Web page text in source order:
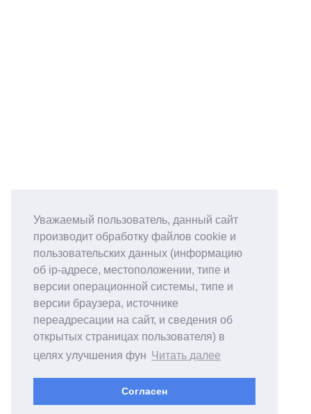
Уважаемый пользователь, данный сайт
производит обработку файлов cookie и
пользовательских данных (информацию
об ip-адресе, местоположении, типе и
версии операционной системы, типе и
версии браузера, источнике
переадресации на сайт, и сведения об
открытых страницах пользователя) в
целях улучшения фун Читать далее
Согласен